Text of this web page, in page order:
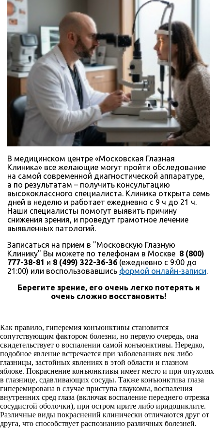
В медицинском центре «Московская Глазная
Клиника» все желающие могут пройти обследование
на самой современной диагностической аппаратуре,
а по результатам – получить консультацию
высококлассного специалиста. Клиника открыта семь
дней в неделю и работает ежедневно с 9 ч до 21 ч.
Наши специалисты помогут выявить причину
снижения зрения, и проведут грамотное лечение
выявленных патологий.
Записаться на прием в "Московскую Глазную
Клинику" Вы можете по телефонам в Москве 8 (800)
777-38-81 и 8 (499) 322-36-36 (ежедневно с 9:00 до
21:00) или воспользовавшись формой онлайн-записи.
Берегите зрение, его очень легко потерять и
очень сложно восстановить!
Как правило, гиперемия конъюнктивы становится
сопутствующим фактором болезни, но первую очередь, она
свидетельствует о воспалении самой конъюнктивы. Нередко,
подобное явление встречается при заболеваниях век либо
глазницы, застойных явлениях в этой области и глазном
яблоке. Покраснение конъюнктивы имеет место и при опухолях
в глазнице, сдавливающих сосуды. Также конъюнктива глаза
гиперемирована в случае приступа глаукомы, воспаления
внутренних сред глаза (включая воспаление переднего отрезка
сосудистой оболочки), при остром ирите либо иридоциклите.
Различные виды покраснений клинически отличаются друг от
друга, что способствует распознанию различных болезней.